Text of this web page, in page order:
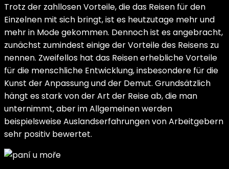
Trotz der zahllosen Vorteile, die das Reisen für den
Einzelnen mit sich bringt, ist es heutzutage mehr und
mehr in Mode gekommen. Dennoch ist es angebracht,
zunächst zumindest einige der Vorteile des Reisens zu
nennen. Zweifellos hat das Reisen erhebliche Vorteile
für die menschliche Entwicklung, insbesondere für die
Kunst der Anpassung und der Demut. Grundsätzlich
hängt es stark von der Art der Reise ab, die man
unternimmt, aber im Allgemeinen werden
beispielsweise Auslandserfahrungen von Arbeitgebern
sehr positiv bewertet.